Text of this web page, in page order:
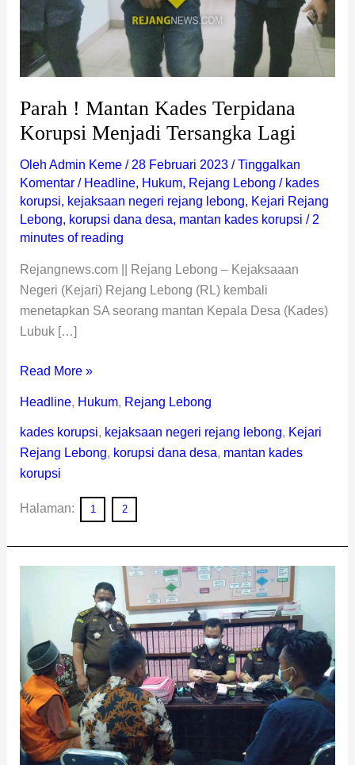
Parah ! Mantan Kades Terpidana
Korupsi Menjadi Tersangka Lagi
Oleh Admin Keme / 28 Februari 2023 /Tinggalkan
Komentar / Headline, Hukum, Rejang Lebong / kades
korupsi, kejaksaan negeri rejang lebong, Kejari Rejang
Lebong, korupsi dana desa, mantan kades korupsi / 2
minutes of reading
Rejangnews.com || Rejang Lebong – Kejaksaaan
Negeri (Kejari) Rejang Lebong (RL) kembali
menetapkan SA seorang mantan Kepala Desa (Kades)
Lubuk […]
Read More »
Headline, Hukum, Rejang Lebong
kades korupsi, kejaksaan negeri rejang lebong, Kejari
Rejang Lebong, korupsi dana desa, mantan kades
korupsi
Halaman: 1 2
Kembalikan
Kerugian
Negara
Rp
47
Juta